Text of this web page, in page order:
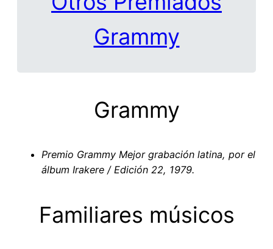
Grammy
Grammy
Premio Grammy Mejor grabación latina, por el
álbum Irakere / Edición 22, 1979.
Familiares músicos